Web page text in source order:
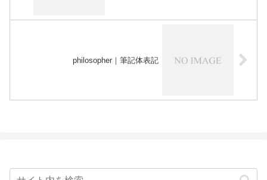
philosopher｜筆記体表記